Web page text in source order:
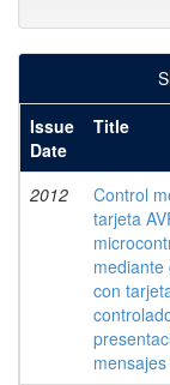
Issue
Date
Title
2012
Control
tarjeta
mediante
con